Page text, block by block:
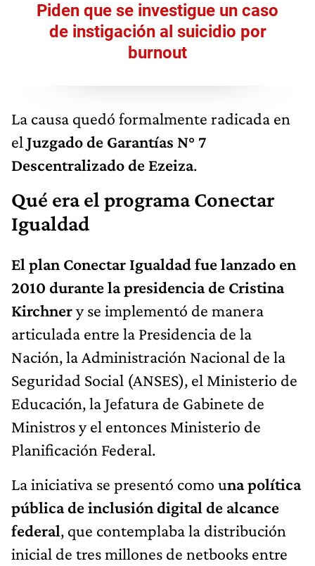
Piden que se investigue un caso
de instigación al suicidio por
burnout
La causa quedó formalmente radicada en
el Juzgado de Garantías N° 7
Descentralizado de Ezeiza.
Qué era el programa Conectar
Igualdad
El plan Conectar Igualdad fue lanzado en
2010 durante la presidencia de Cristina
Kirchnery se implementó de manera
articulada entre la Presidencia de la
Nación, la Administración Nacional de la
Seguridad Social (ANSES), el Ministerio de
Educación, la Jefatura de Gabinete de
Ministros y el entonces Ministerio de
Planificación Federal.
La iniciativa se presentó como una política
pública de inclusión digital de alcance
federal, que contemplaba la distribución
inicial de tres millones de netbooks entre